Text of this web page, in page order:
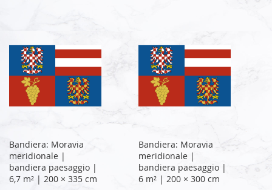
Bandiera: Moravia
meridionale |
bandiera paesaggio |
6,7 m² | 200 × 335 cm
Bandiera: Moravia
meridionale |
bandiera paesaggio |
6 m² | 200 × 300 cm